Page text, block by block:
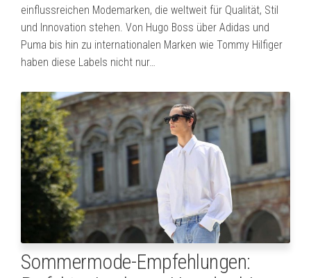
einflussreichen Modemarken, die weltweit für Qualität, Stil
und Innovation stehen. Von Hugo Boss über Adidas und
Puma bis hin zu internationalen Marken wie Tommy Hilfiger
haben diese Labels nicht nur…
Sommermode-Empfehlungen: